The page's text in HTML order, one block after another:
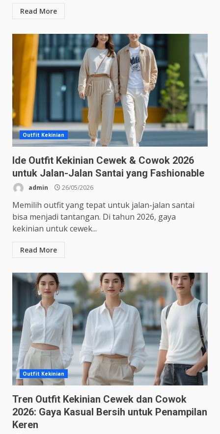
Read More
Outfit Kekinian
Ide Outfit Kekinian Cewek & Cowok 2026
untuk Jalan-Jalan Santai yang Fashionable
admin 26/05/2026
Memilih outfit yang tepat untuk jalan-jalan santai
bisa menjadi tantangan. Di tahun 2026, gaya
kekinian untuk cewek...
Read More
Outfit Kekinian
Tren Outfit Kekinian Cewek dan Cowok
2026: Gaya Kasual Bersih untuk Penampilan
Keren